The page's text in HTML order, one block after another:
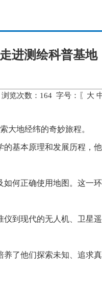
进测绘科普基地
览次数： 164 字号：〖 大
大地经纬的奇妙旅程。
基本原理和发展历程，
何正确使用地图。这一
到现代的无人机、卫星
了他们探索未知、追求